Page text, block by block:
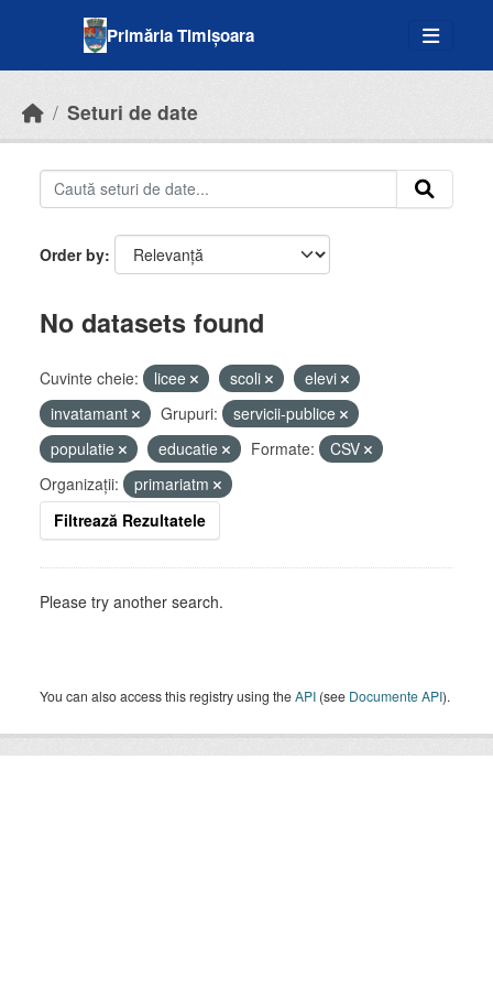
Primăria Timișoara
Seturi de date
Order by
No datasets found
Cuvinte cheie: licee scoli
elevi
invatamant
Grupuri:
servicii-publice
populatie
educatie Formate:
CSV
Organizații:
primariatm
Filtrează Rezultatele
Please try another search.
You can also access this registry using theAPI (see Documente API).